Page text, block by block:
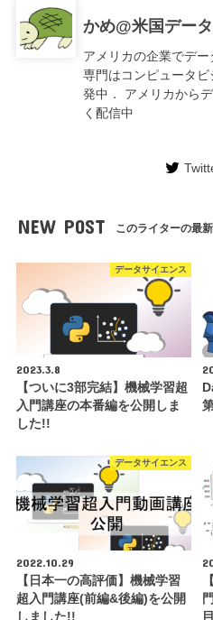
かめ@米国デー
アメリカの企業でデー
専門はコンピュータ
発中． アメリカから
く配信中
NEW POST このライターの最
データサイエンス
2023.3.8
【ついに3部完結】機械学習超
入門講座の本番編を公開しま
した!!
データサイエンス
2022.10.29
【日本一の高評価】機械学習
超入門講座(前編&後編)を公開
しました!!